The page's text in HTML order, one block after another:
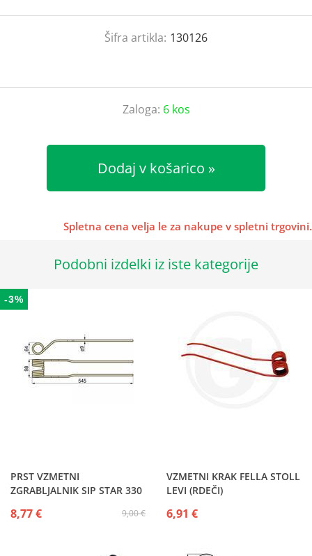
Šifra artikla: 130126
Zaloga: 6 kos
Dodaj v košarico
Spletna cena velja le za nakupe v spletni trgovini.
Podobni izdelki iz iste kategorije
-3%
PRST VZMETNI
ZGRABLJALNIK SIP STAR 330
350A - 380
9,00 €
8,77 €
VZMETNI KRAK FELLA STOLL
LEVI (RDEČI)
6,91 €